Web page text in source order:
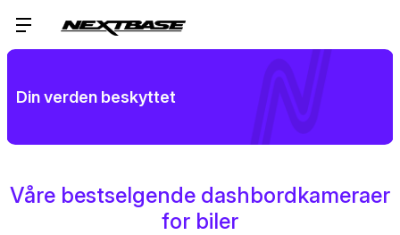
Din verden beskyttet
Våre bestselgende dashbordkameraer
for biler